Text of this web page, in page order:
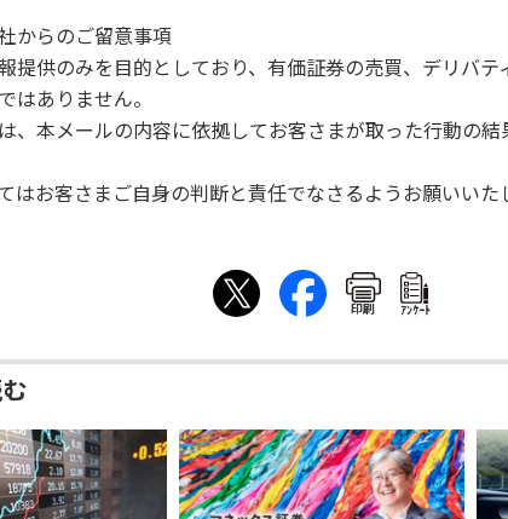
からのご留意事項
提供のみを目的としており、有価証券の売買、デリバテ
はありません。
、本メールの内容に依拠してお客さまが取った行動の
はお客さまご自身の判断と責任でなさるようお願いいた
印刷 ｱﾝｹｰﾄ